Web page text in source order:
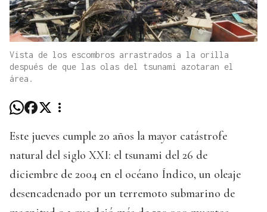
Vista de los escombros arrastrados a la orilla
después de que las olas del tsunami azotaran el
área.
Este jueves cumple 20 años la mayor catástrofe
natural del siglo XXI: el tsunami del 26 de
diciembre de 2004 en el océano Índico, un oleaje
desencadenado por un terremoto submarino de